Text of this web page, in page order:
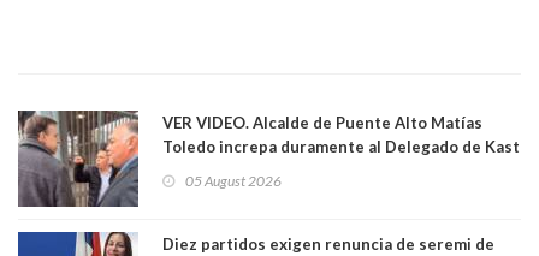
VER VIDEO. Alcalde de Puente Alto Matías
Toledo increpa duramente al Delegado de Kast
delegado nuevamente arrancando"
05 August 2026
Diez partidos exigen renuncia de seremi de